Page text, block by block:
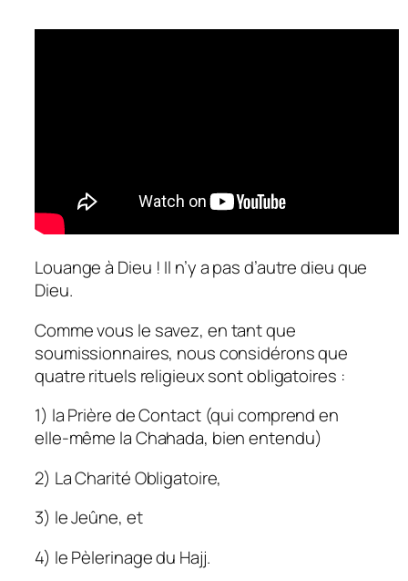
Louange à Dieu ! Il n’y a pas d’autre dieu que
Dieu.
Comme vous le savez, en tant que
soumissionnaires, nous considérons que
quatre rituels religieux sont obligatoires :
1) la Prière de Contact (qui comprend en
elle-même la Chahada, bien entendu)
2) La Charité Obligatoire,
3) le Jeûne, et
4) le Pèlerinage du Hajj.